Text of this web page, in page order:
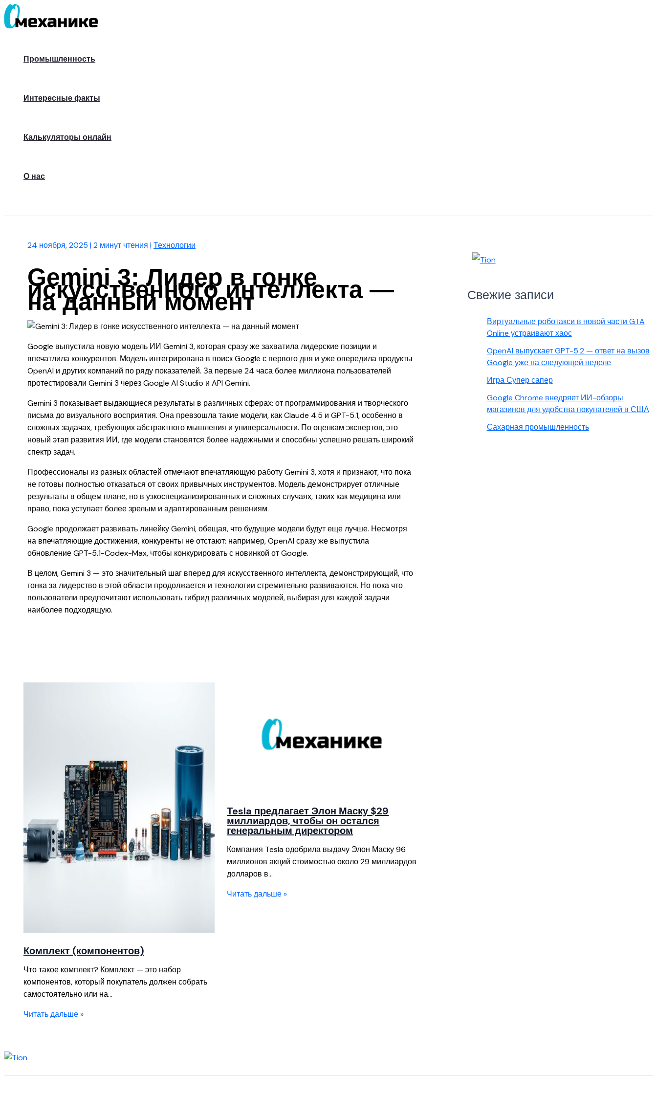
Перейти
к
Промышленность
Интересные факты
Калькуляторы онлайн
О нас
24 ноября, 2025 |2 минут чтения |Технологии
Gemini 3: Лидер в гонке
искусственного интеллекта —
на данный момент
Google выпустила новую модель ИИ Gemini 3, которая сразу же захватила лидерские позиции и
впечатлила конкурентов. Модель интегрирована в поиск Google с первого дня и уже опередила продукты
OpenAI и других компаний по ряду показателей. За первые 24 часа более миллиона пользователей
протестировали Gemini 3 через Google AI Studio и API Gemini.
Gemini 3 показывает выдающиеся результаты в различных сферах: от программирования и творческого
письма до визуального восприятия. Она превзошла такие модели, как Claude 4.5 и GPT-5.1, особенно в
сложных задачах, требующих абстрактного мышления и универсальности. По оценкам экспертов, это
новый этап развития ИИ, где модели становятся более надежными и способны успешно решать широкий
спектр задач.
Профессионалы из разных областей отмечают впечатляющую работу Gemini 3, хотя и признают, что пока
не готовы полностью отказаться от своих привычных инструментов. Модель демонстрирует отличные
результаты в общем плане, но в узкоспециализированных и сложных случаях, таких как медицина или
право, пока уступает более зрелым и адаптированным решениям.
Google продолжает развивать линейку Gemini, обещая, что будущие модели будут еще лучше. Несмотря
на впечатляющие достижения, конкуренты не отстают: например, OpenAI сразу же выпустила
обновление GPT-5.1-Codex-Max, чтобы конкурировать с новинкой от Google.
В целом, Gemini 3 — это значительный шаг вперед для искусственного интеллекта, демонстрирующий, что
гонка за лидерство в этой области продолжается и технологии стремительно развиваются. Но пока что
пользователи предпочитают использовать гибрид различных моделей, выбирая для каждой задачи
наиболее подходящую.
Комплект (компонентов)
Что такое комплект? Комплект — это набор
компонентов, который покупатель должен собрать
самостоятельно или на…
Читать дальше »
Tesla предлагает Элон Маску $29
миллиардов, чтобы он остался
генеральным директором
Компания Tesla одобрила выдачу Элон Маску 96
миллионов акций стоимостью около 29 миллиардов
долларов в…
Читать дальше »
Свежие записи
Виртуальные роботакси в новой части GTA
Online устраивают хаос
OpenAI выпускает GPT-5.2 — ответ на вызов
Google уже на следующей неделе
Игра Супер сапер
Google Chrome внедряет ИИ-обзоры
магазинов для удобства покупателей в США
Сахарная промышленность